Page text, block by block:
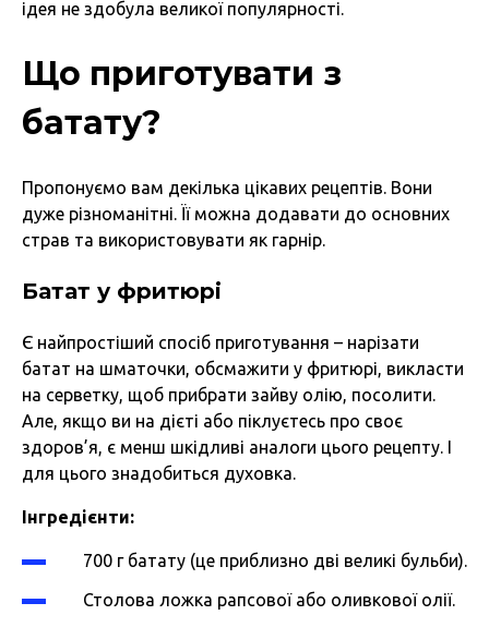
ідея не здобула великої популярності.
Що приготувати з
батату?
Пропонуємо вам декілька цікавих рецептів. Вони
дуже різноманітні. Її можна додавати до основних
страв та використовувати як гарнір.
Батат у фритюрі
Є найпростіший спосіб приготування – нарізати
батат на шматочки, обсмажити у фритюрі, викласти
на серветку, щоб прибрати зайву олію, посолити.
Але, якщо ви на дієті або піклуєтесь про своє
здоров’я, є менш шкідливі аналоги цього рецепту. І
для цього знадобиться духовка.
Інгредієнти:
700 г батату (це приблизно дві великі бульби).
Столова ложка рапсової або оливкової олії.